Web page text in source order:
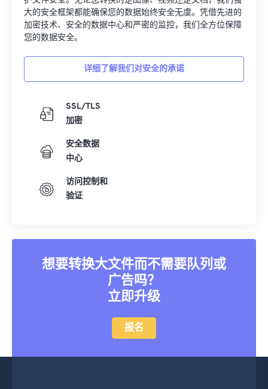
大的安全框架都能确保您的数据始终安全无虞。凭借先进的
加密技术、安全的数据中心和严密的监控，我们全方位保障
您的数据安全。
详细了解我们对安全的承诺
SSL/TLS
加密
安全数据
中心
访问控制和
验证
想要转换大文件而不需要队列或
广告吗？
立即升级
报名